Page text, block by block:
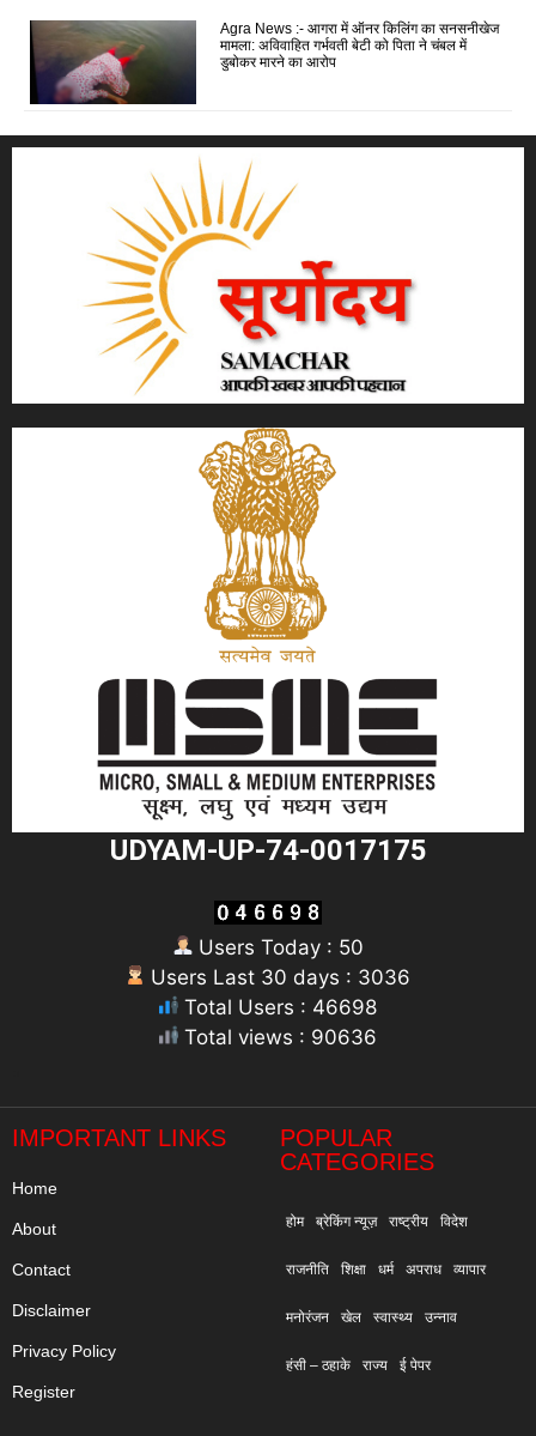
Agra News :- आगरा में ऑनर किलिंग का सनसनीखेज
मामला: अविवाहित गर्भवती बेटी को पिता ने चंबल में
डुबोकर मारने का आरोप
UDYAM-UP-74-0017175
Users Today : 50
Users Last 30 days : 3036
Total Users : 46698
Total views : 90636
IMPORTANT LINKS
Home
About
Contact
Disclaimer
Privacy Policy
Register
POPULAR
CATEGORIES
होम ब्रेकिंग न्यूज़ राष्ट्रीय विदेश
राजनीति शिक्षा धर्म अपराध व्यापार
मनोरंजन खेल स्वास्थ्य उन्नाव
हंसी – ठहाके राज्य ई पेपर